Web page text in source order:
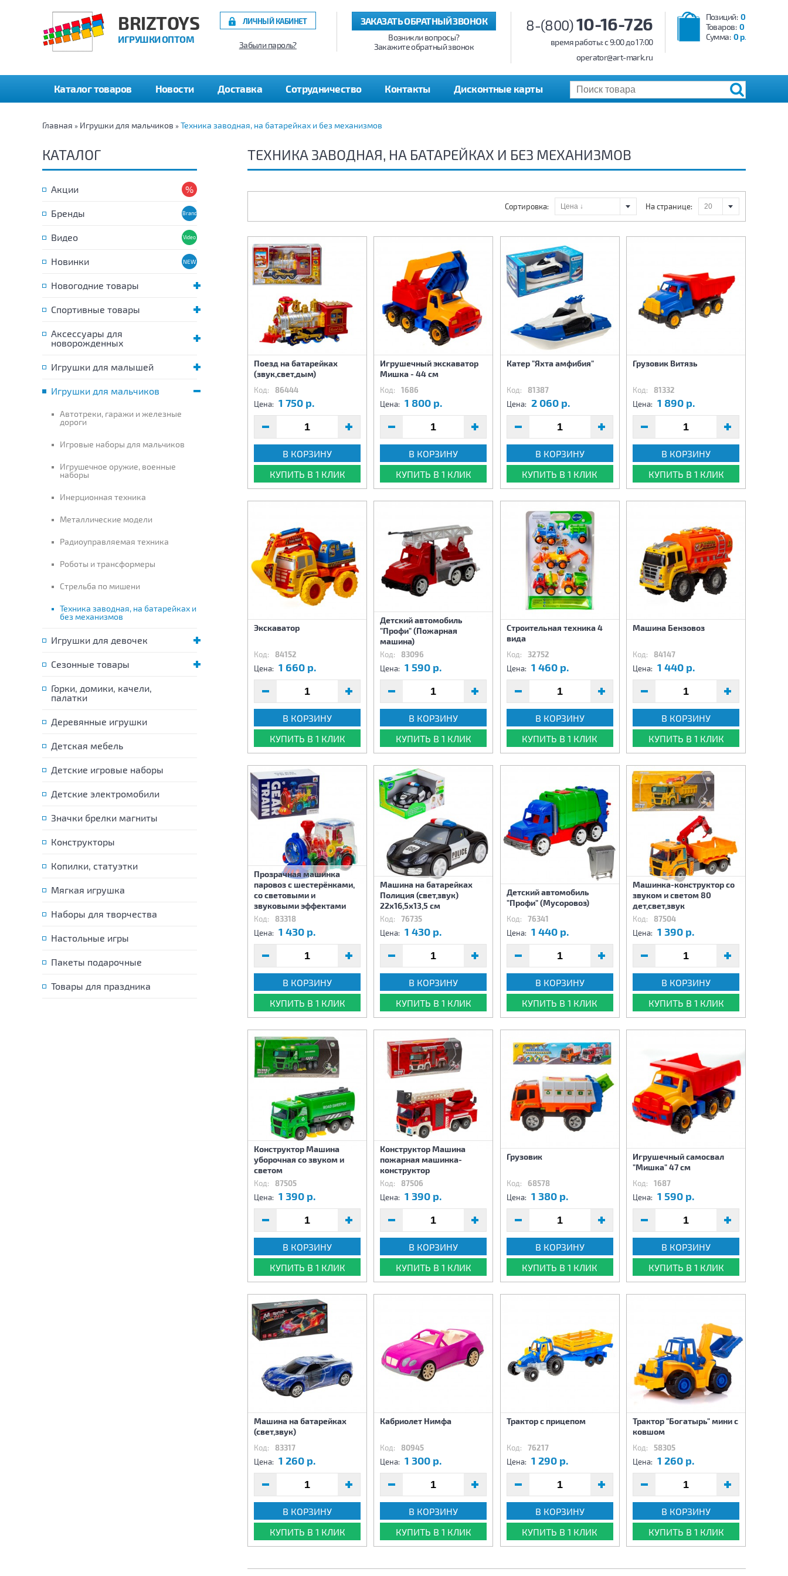
BRIZTOYS
ИГРУШКИ ОПТОМ
Позиций: 0
Товаров: 0
Сумма: 0 р.
8-(800)10-16-726
время работы: c 9:00 до 17:00
operator@art-mark.ru
ЗАКАЗАТЬ ОБРАТНЫЙ ЗВОНОК
Возникли вопросы?
Закажите обратный звонок
ЛИЧНЫЙ КАБИНЕТ
Забыли пароль?
Каталог товаров Новости Доставка Сотрудничество Контакты Дисконтные карты
Главная » Игрушки для мальчиков » Техника заводная, на батарейках и без механизмов
КАТАЛОГ
Акции
Бренды
Видео
Новинки
Новогодние товары
Спортивные товары
Аксессуары для
новорожденных
Игрушки для малышей
Игрушки для мальчиков
Автотреки, гаражи и железные
дороги
Игровые наборы для мальчиков
Игрушечное оружие, военные
наборы
Инерционная техника
Металлические модели
Радиоуправляемая техника
Роботы и трансформеры
Стрельба по мишени
Техника заводная, на батарейках и
без механизмов
Игрушки для девочек
Сезонные товары
Горки, домики, качели,
палатки
Деревянные игрушки
Детская мебель
Детские игровые наборы
Детские электромобили
Значки брелки магниты
Конструкторы
Копилки, статуэтки
Мягкая игрушка
Наборы для творчества
Настольные игры
Пакеты подарочные
Товары для праздника
ТЕХНИКА ЗАВОДНАЯ, НА БАТАРЕЙКАХ И БЕЗ МЕХАНИЗМОВ
На странице:
Сортировка:
Поезд на батарейках
(звук,свет,дым)
Код: 86444
Цена: 1 750 р.
В КОРЗИНУ
КУПИТЬ В 1 КЛИК
Игрушечный экскаватор
Мишка - 44 см
Код: 1686
Цена: 1 800 р.
В КОРЗИНУ
КУПИТЬ В 1 КЛИК
Катер "Яхта амфибия"
Код: 81387
Цена: 2 060 р.
В КОРЗИНУ
КУПИТЬ В 1 КЛИК
Грузовик Витязь
Код: 81332
Цена: 1 890 р.
В КОРЗИНУ
КУПИТЬ В 1 КЛИК
Экскаватор
Код: 84152
Цена: 1 660 р.
В КОРЗИНУ
КУПИТЬ В 1 КЛИК
Детский автомобиль
"Профи" (Пожарная
машина)
Код: 83096
Цена: 1 590 р.
В КОРЗИНУ
КУПИТЬ В 1 КЛИК
Строительная техника 4
вида
Код: 32752
Цена: 1 460 р.
В КОРЗИНУ
КУПИТЬ В 1 КЛИК
Машина Бензовоз
Код: 84147
Цена: 1 440 р.
В КОРЗИНУ
КУПИТЬ В 1 КЛИК
Прозрачная машинка
паровоз с шестерёнками,
со световыми и
звуковыми эффектами
Код: 83318
Цена: 1 430 р.
В КОРЗИНУ
КУПИТЬ В 1 КЛИК
Машина на батарейках
Полиция (свет,звук)
22х16,5х13,5 см
Код: 76735
Цена: 1 430 р.
В КОРЗИНУ
КУПИТЬ В 1 КЛИК
Детский автомобиль
"Профи" (Мусоровоз)
Код: 76341
Цена: 1 440 р.
В КОРЗИНУ
КУПИТЬ В 1 КЛИК
Машинка-конструктор со
звуком и светом 80
дет,свет,звук
Код: 87504
Цена: 1 390 р.
В КОРЗИНУ
КУПИТЬ В 1 КЛИК
Конструктор Машина
уборочная со звуком и
светом
Код: 87505
Цена: 1 390 р.
В КОРЗИНУ
КУПИТЬ В 1 КЛИК
Конструктор Машина
пожарная машинка-
конструктор
Код: 87506
Цена: 1 390 р.
В КОРЗИНУ
КУПИТЬ В 1 КЛИК
Грузовик
Код: 68578
Цена: 1 380 р.
В КОРЗИНУ
КУПИТЬ В 1 КЛИК
Игрушечный самосвал
"Мишка" 47 см
Код: 1687
Цена: 1 590 р.
В КОРЗИНУ
КУПИТЬ В 1 КЛИК
Машина на батарейках
(свет,звук)
Код: 83317
Цена: 1 260 р.
В КОРЗИНУ
КУПИТЬ В 1 КЛИК
Кабриолет Нимфа
Код: 80945
Цена: 1 300 р.
В КОРЗИНУ
КУПИТЬ В 1 КЛИК
Трактор с прицепом
Код: 76217
Цена: 1 290 р.
В КОРЗИНУ
КУПИТЬ В 1 КЛИК
Трактор "Богатырь" мини с
ковшом
Код: 58305
Цена: 1 260 р.
В КОРЗИНУ
КУПИТЬ В 1 КЛИК